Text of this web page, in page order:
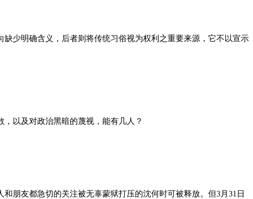
少明确含义，后者则将传统习俗视为权利之重要来源，它不以宣示
以及对政治黑暗的蔑视，能有几人？
朋友都急切的关注被无辜蒙狱打压的沈何时可被释放。但3月31日